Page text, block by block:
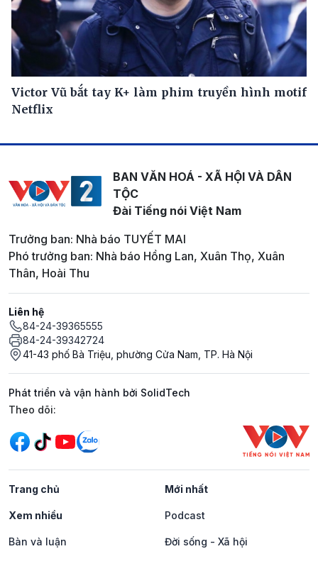
Victor Vũ bắt tay K+ làm phim truyền hình motif
Netflix
BAN VĂN HOÁ - XÃ HỘI VÀ DÂN
TỘC
Đài Tiếng nói Việt Nam
Trưởng ban: Nhà báo TUYẾT MAI
Phó trưởng ban: Nhà báo Hồng Lan, Xuân Thọ, Xuân
Thân, Hoài Thu
Liên hệ
84-24-39365555
84-24-39342724
41-43 phố Bà Triệu, phường Cửa Nam, TP. Hà Nội
Phát triển và vận hành bởi SolidTech
Mạng xã hội
Theo dõi:
Trang chủ Mới nhất
Xem nhiều Podcast
Bàn và luận Đời sống - Xã hội